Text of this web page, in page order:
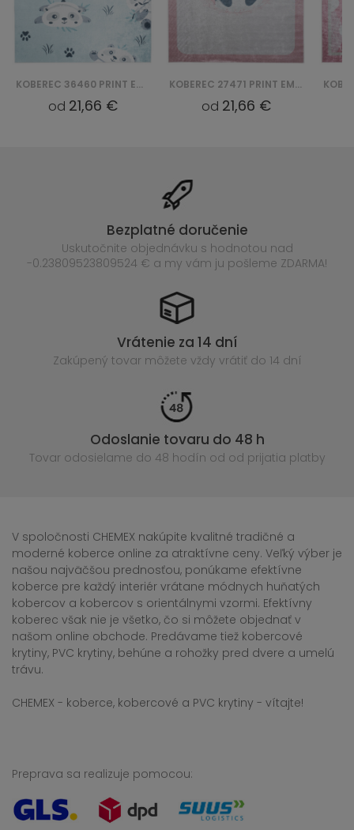
KOBEREC 36460 PRINT EMMA
od 21,66 €
KOBEREC 27471 PRINT EMMA
od 21,66 €
Bezplatné doručenie
Uskutočnite objednávku s hodnotou nad
-0.23809523809524 € a my vám ju pošleme ZDARMA!
Vrátenie za 14 dní
Zakúpený tovar môžete vždy vrátiť do 14 dní
Odoslanie tovaru do 48 h
Tovar odosielame do 48 hodín od od prijatia platby
V spoločnosti CHEMEX nakúpite kvalitné tradičné a
moderné koberce online za atraktívne ceny. Veľký výber je
našou najväčšou prednosťou, ponúkame efektívne
koberce pre každý interiér vrátane módnych huňatých
kobercov a kobercov s orientálnymi vzormi. Efektívny
koberec však nie je všetko, čo si môžete objednať v
našom online obchode. Predávame tiež kobercové
krytiny, PVC krytiny, behúne a rohožky pred dvere a umelú
trávu.
CHEMEX - koberce, kobercové a PVC krytiny - vítajte!
Preprava sa realizuje pomocou: